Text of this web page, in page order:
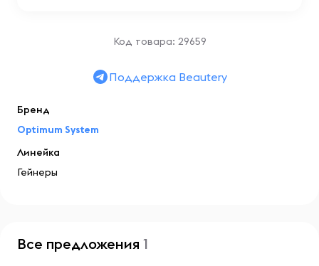
Код товара: 29659
Поддержка Beautery
Бренд
Optimum System
Линейка
Гейнеры
Все предложения 1